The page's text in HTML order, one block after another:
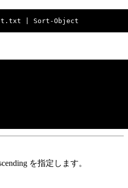
| Sort-Object
を指定します。